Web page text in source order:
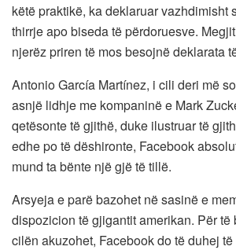
këtë praktikë, ka deklaruar vazhdimisht
thirrje apo biseda të përdoruesve.
njerëz priren të mos besojnë deklarata
Antonio García Martínez, i cili deri më
asnjë lidhje me kompaninë e Mark
qetësonte të gjithë, duke ilustruar të
edhe po të dëshironte, Facebook
mund ta bënte një gjë të tillë.
Arsyeja e parë bazohet në sasinë e
dispozicion të gjigantit amerikan. Për të
cilën akuzohet, Facebook do të duhej